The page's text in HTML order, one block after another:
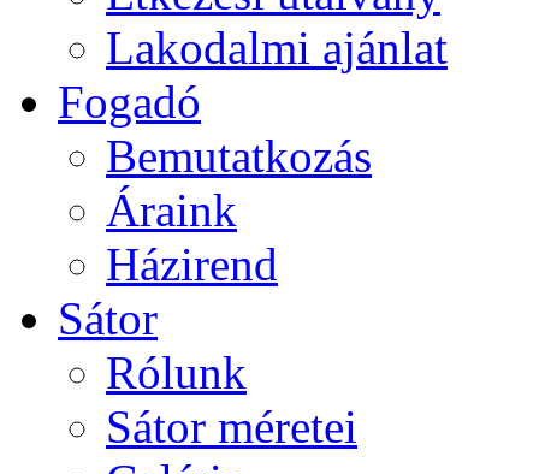
Lakodalmi ajánlat
Fogadó
Bemutatkozás
Áraink
Házirend
Sátor
Rólunk
Sátor méretei